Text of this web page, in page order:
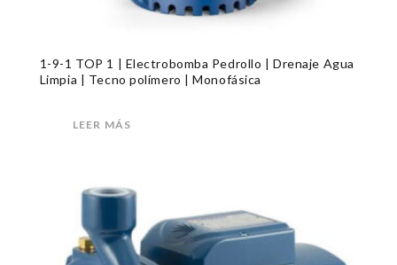
1-9-1 TOP 1 | Electrobomba Pedrollo | Drenaje Agua
Limpia | Tecno polímero | Monofásica
LEER MÁS